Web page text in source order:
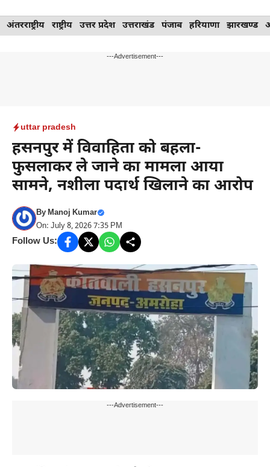
Skip
to
अंतरराष्ट्रीय राष्ट्रीय उत्तर प्रदेश उत्तराखंड पंजाब हरियाणा झारखण्ड
---Advertisement---
uttar pradesh
हसनपुर में विवाहिता को बहला-
फुसलाकर ले जाने का मामला आया
सामने, नशीला पदार्थ खिलाने का आरोप
ByManoj Kumar
On: July 8, 2026 7:35 PM
Follow Us:
---Advertisement---